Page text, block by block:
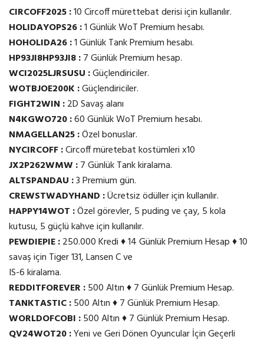
CIRCOFF2025 :10 Circoff mürettebat derisi için kullanılır.
HOLIDAYOPS26 :1 Günlük WoT Premium hesabı.
HOHOLIDA26 :1 Günlük Tank Premium hesabı.
HP93JI8HP93JI8 :7 Günlük Premium hesap.
WCI2025LJRSUSU :Güçlendiriciler.
WOTBJOE200K :Güçlendiriciler.
FIGHT2WIN :2D Savaş alanı
N4KGWO720 :60 Günlük WoT Premium hesabı.
NMAGELLAN25 :Özel bonuslar.
NYCIRCOFF :Circoff müretebat kostümleri x10
JX2P262WMW :7 Günlük Tank kiralama.
ALTSPANDAU :3 Premium gün.
CREWSTWADYHAND :Ücretsiz ödüller için kullanılır.
HAPPY14WOT :Özel görevler, 5 puding ve çay, 5 kola
kutusu, 5 güçlü kahve için kullanılır.
PEWDIEPIE :250.000 Kredi ♦ 14 Günlük Premium Hesap ♦ 10
savaş için Tiger 131, Lansen C ve
IS-6 kiralama.
REDDITFOREVER :500 Altın ♦ 7 Günlük Premium Hesap.
TANKTASTIC :500 Altın ♦ 7 Günlük Premium Hesap.
WORLDOFCOBI :500 Altın ♦ 7 Günlük Premium Hesap.
QV24WOT20 :Yeni ve Geri Dönen Oyuncular İçin Geçerli